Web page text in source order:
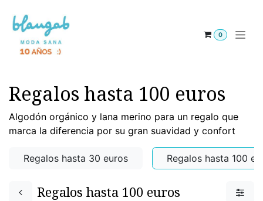
0
Regalos hasta 100 euros
Algodón orgánico y lana merino para un regalo que
marca la diferencia por su gran suavidad y confort
Regalos hasta 30 euros Regalos hasta 100
Regalos hasta 100 euros